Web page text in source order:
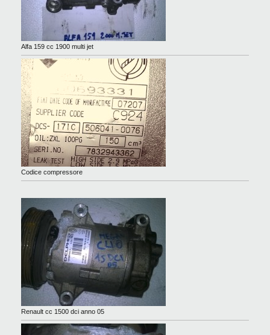
Alfa 159 cc 1900 multi jet
Codice compressore
Renault cc 1500 dci anno 05